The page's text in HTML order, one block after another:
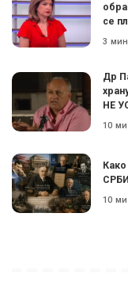
се
3
Др
НЕ
10
10